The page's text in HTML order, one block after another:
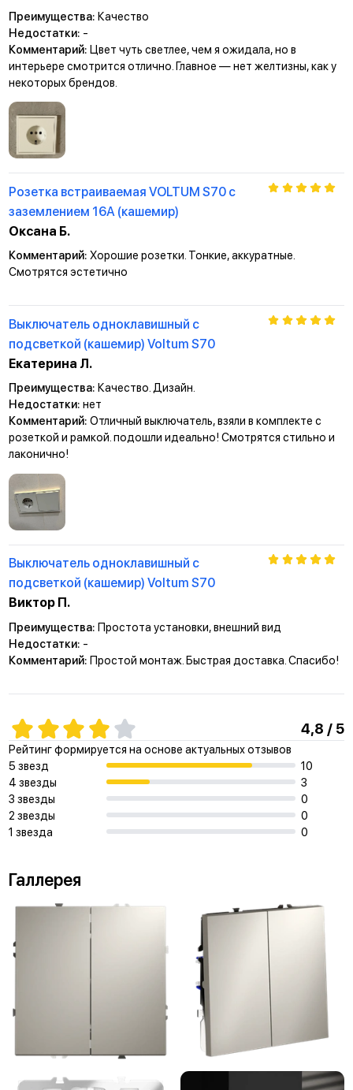
Преимущества: Качество
Недостатки: -
Комментарий: Цвет чуть светлее, чем я ожидала, но в
интерьере смотрится отлично. Главное — нет желтизны, как у
некоторых брендов.
Розетка встраиваемая VOLTUM S70 с
заземлением 16А (кашемир)
Оксана Б.
Комментарий: Хорошие розетки. Тонкие, аккуратные.
Смотрятся эстетично
Выключатель одноклавишный с
подсветкой (кашемир) Voltum S70
Екатерина Л.
Преимущества: Качество. Дизайн.
Недостатки: нет
Комментарий: Отличный выключатель, взяли в комплекте с
розеткой и рамкой. подошли идеально! Смотрятся стильно и
лаконично!
Выключатель одноклавишный с
подсветкой (кашемир) Voltum S70
Виктор П.
Преимущества: Простота установки, внешний вид
Недостатки: -
Комментарий: Простой монтаж. Быстрая доставка. Спасибо!
4,8 / 5
Рейтинг формируется на основе актуальных отзывов
5 звезд
10
4 звезды
3
3 звезды
0
2 звезды
0
1 звезда
0
Галлерея